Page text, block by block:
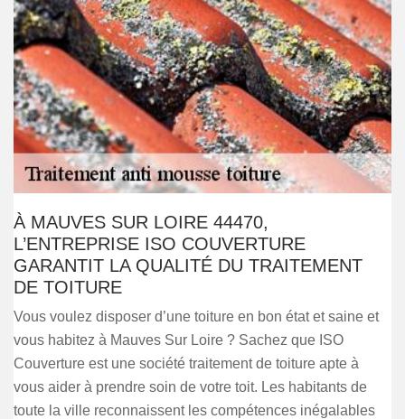
À MAUVES SUR LOIRE 44470,
L’ENTREPRISE ISO COUVERTURE
GARANTIT LA QUALITÉ DU TRAITEMENT
DE TOITURE
Vous voulez disposer d’une toiture en bon état et saine et
vous habitez à Mauves Sur Loire ? Sachez que ISO
Couverture est une société traitement de toiture apte à
vous aider à prendre soin de votre toit. Les habitants de
toute la ville reconnaissent les compétences inégalables